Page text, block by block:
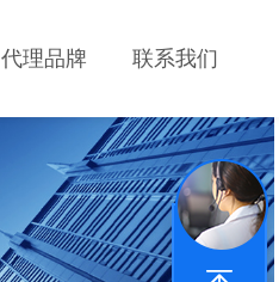
代理品牌 联系我们